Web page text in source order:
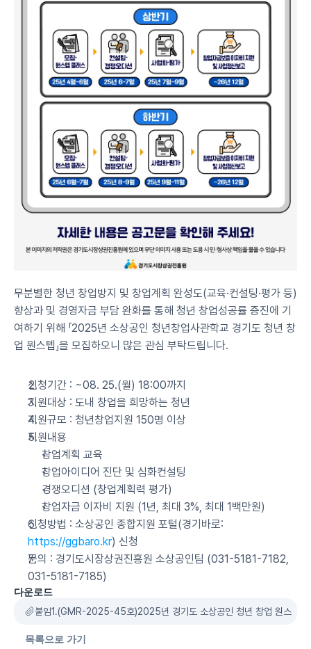
무분별한 청년 창업방지 및 창업계획 완성도(교육·컨설팅·평가 등)
향상과 및 경영자금 부담 완화를 통해 청년 창업성공률 증진에 기
여하기 위해 「2025년 소상공인 청년창업사관학교 경기도 청년 창
업 원스텝」을 모집하오니 많은 관심 부탁드립니다.
신청기간 : ~08. 25.(월) 18:00까지
지원대상 : 도내 창업을 희망하는 청년
지원규모 : 청년창업지원 150명 이상
지원내용
창업계획 교육
창업아이디어 진단 및 심화컨설팅
경쟁오디션 (창업계획력 평가)
창업자금 이자비 지원 (1년, 최대 3%, 최대 1백만원)
https://ggbaro.kr) 신청
문의 : 경기도시장상권진흥원 소상공인팀 (031-5181-7182,
031-5181-7185)
다운로드
붙임1.(GMR-2025-45호)2025년 경기도 소상공인 청년 창업 원스텝
목록으로 가기